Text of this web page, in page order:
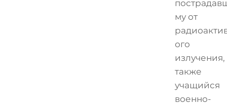
му от
ого
излучения,
также
учащийся
военно-